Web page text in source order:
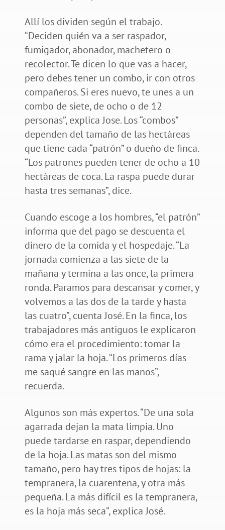
Allí los dividen según el trabajo.
“Deciden quién va a ser raspador,
fumigador, abonador, machetero o
recolector. Te dicen lo que vas a hacer,
pero debes tener un combo, ir con otros
compañeros. Si eres nuevo, te unes a un
combo de siete, de ocho o de 12
personas”, explica Jose. Los “combos”
dependen del tamaño de las hectáreas
que tiene cada “patrón” o dueño de finca.
“Los patrones pueden tener de ocho a 10
hectáreas de coca. La raspa puede durar
hasta tres semanas”, dice.
Cuando escoge a los hombres, “el patrón”
informa que del pago se descuenta el
dinero de la comida y el hospedaje. “La
jornada comienza a las siete de la
mañana y termina a las once, la primera
ronda. Paramos para descansar y comer, y
volvemos a las dos de la tarde y hasta
las cuatro”, cuenta José. En la finca, los
trabajadores más antiguos le explicaron
cómo era el procedimiento: tomar la
rama y jalar la hoja. “Los primeros días
me saqué sangre en las manos”,
recuerda.
Algunos son más expertos. “De una sola
agarrada dejan la mata limpia. Uno
puede tardarse en raspar, dependiendo
de la hoja. Las matas son del mismo
tamaño, pero hay tres tipos de hojas: la
tempranera, la cuarentena, y otra más
pequeña. La más difícil es la tempranera,
es la hoja más seca”, explica José.